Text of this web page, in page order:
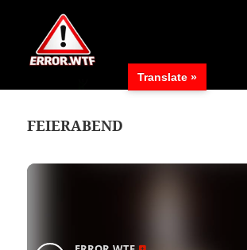
FEIERABEND
Translate »